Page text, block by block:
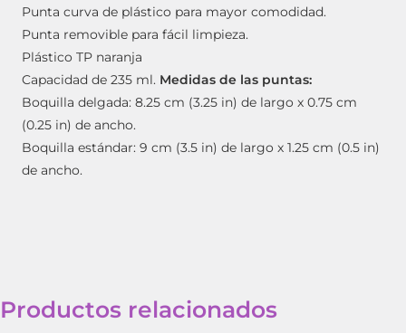
Punta curva de plástico para mayor comodidad.
Punta removible para fácil limpieza.
Plástico TP naranja
Capacidad de 235 ml. Medidas de las puntas:
Boquilla delgada: 8.25 cm (3.25 in) de largo x 0.75 cm
(0.25 in) de ancho.
Boquilla estándar: 9 cm (3.5 in) de largo x 1.25 cm (0.5 in)
de ancho.
Productos relacionados